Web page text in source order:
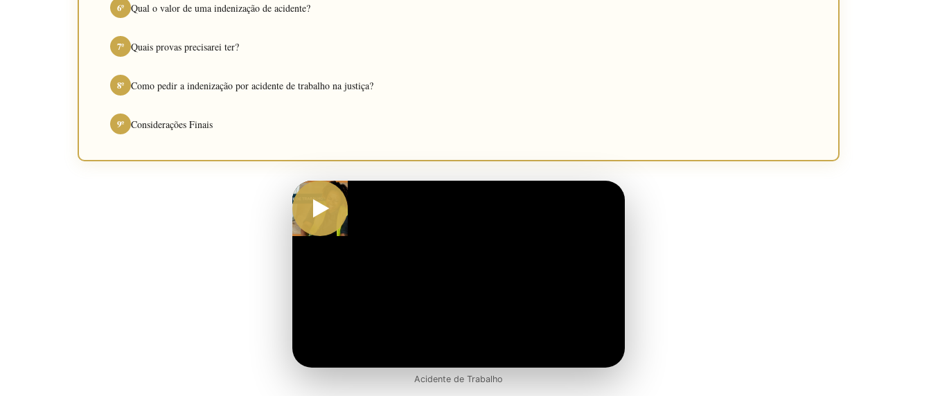
6º Qual o valor de uma indenização de acidente?
7º Quais provas precisarei ter?
8º Como pedir a indenização por acidente de trabalho na justiça?
9º Considerações Finais
Acidente de Trabalho